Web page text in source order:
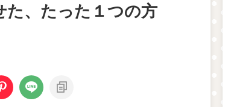
た、たった１つの方